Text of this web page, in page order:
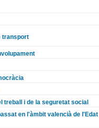
transport
i de la seguretat social
en l'àmbit valencià de l'Edat